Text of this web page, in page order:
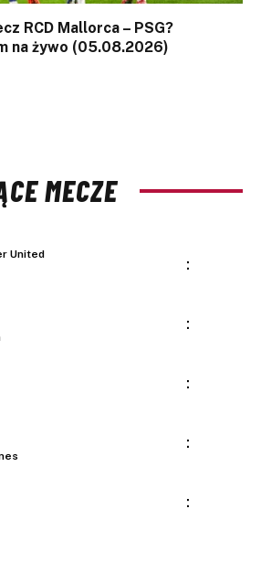
RCD Mallorca – PSG?
na żywo (05.08.2026)
MECZE
United
:
:
:
:
: